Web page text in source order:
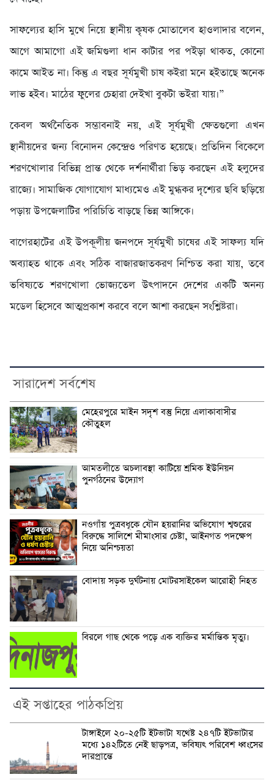
​সাফল্যের হাসি মুখে নিয়ে স্থানীয় কৃষক মোতালেব হাওলাদার বলেন,
আগে আমাগো এই জমিগুলা ধান কাটার পর পইড়া থাকত, কোনো
কামে আইত না। কিন্তু এ বছর সূর্যমুখী চাষ কইরা মনে হইতাছে অনেক
লাভ হইব। মাঠের ফুলের চেহারা দেইখা বুকটা ভইরা যায়।”
​কেবল অর্থনৈতিক সম্ভাবনাই নয়, এই সূর্যমুখী ক্ষেতগুলো এখন
স্থানীয়দের জন্য বিনোদন কেন্দ্রেও পরিণত হয়েছে। প্রতিদিন বিকেলে
শরণখোলার বিভিন্ন প্রান্ত থেকে দর্শনার্থীরা ভিড় করছেন এই হলুদের
রাজ্যে। সামাজিক যোগাযোগ মাধ্যমেও এই মুগ্ধকর দৃশ্যের ছবি ছড়িয়ে
পড়ায় উপজেলাটির পরিচিতি বাড়ছে ভিন্ন আঙ্গিকে।
​বাগেরহাটের এই উপকূলীয় জনপদে সূর্যমুখী চাষের এই সাফল্য যদি
অব্যাহত থাকে এবং সঠিক বাজারজাতকরণ নিশ্চিত করা যায়, তবে
ভবিষ্যতে শরণখোলা ভোজ্যতেল উৎপাদনে দেশের একটি অনন্য
মডেল হিসেবে আত্মপ্রকাশ করবে বলে আশা করছেন সংশ্লিষ্টরা।
সারাদেশ সর্বশেষ
মেহেরপুরে মাইন সদৃশ বস্তু নিয়ে এলাকাবাসীর
কৌতুহল
আমতলীতে অচলাবস্থা কাটিয়ে শ্রমিক ইউনিয়ন
পুনর্গঠনের উদ্যোগ
নওগাঁয় পুত্রবধূকে যৌন হয়রানির অভিযোগ শ্বশুরের
বিরুদ্ধে সালিশে মীমাংসার চেষ্টা, আইনগত পদক্ষেপ
নিয়ে অনিশ্চয়তা
বোদায় সড়ক দুর্ঘটনায় মোটরসাইকেল আরোহী নিহত
বিরলে গাছ থেকে পড়ে এক ব্যক্তির মর্মান্তিক মৃত্যু।
এই সপ্তাহের পাঠকপ্রিয়
টাঙ্গাইলে ২০-২৫টি ইটভাটা যথেষ্ট ২৪৭টি ইটভাটার
মধ্যে ১৪২টিতে নেই ছাড়পত্র, ভবিষ্যৎ পরিবেশ ধ্বংসের
দারপ্রান্তে